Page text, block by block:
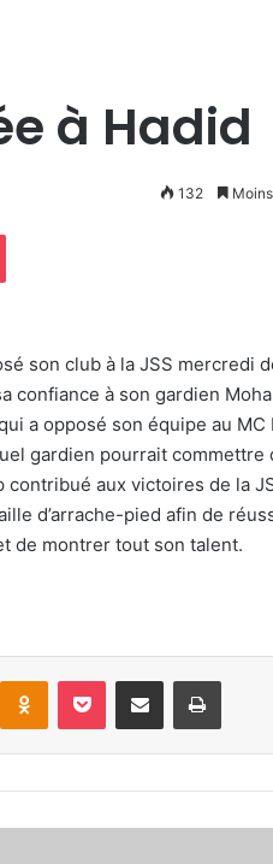
à Hadid
132
Pocket
son club à la JSS mercredi
confiance à son gardien
a opposé son équipe au MC
gardien pourrait commettre
aux victoires de la
d’arrache-pied afin de
de montrer tout son talent.
Odnoklassniki
Pocket Partager par email